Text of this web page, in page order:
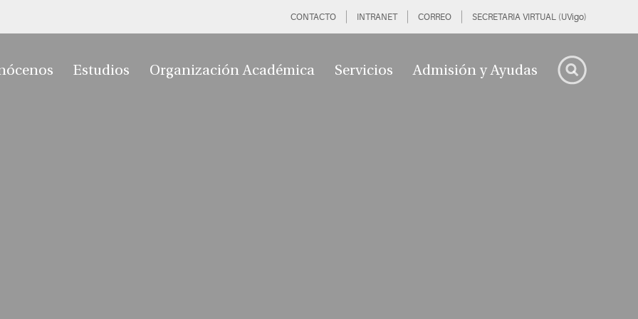
CONTACTO INTRANET CORREO SECRETARIA VIRTUAL (UVigo)
Estudios Organización Académica Servicios Admisión y Ayudas